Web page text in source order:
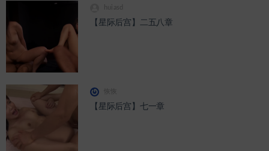
【星际后宫】二五八章
【星际后宫】七一章